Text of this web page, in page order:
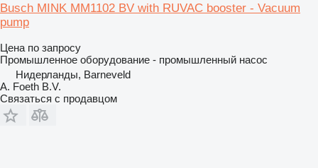
Busch MINK MM1102 BV with RUVAC booster - Vacuum
pump
Цена по запросу
Промышленное оборудование - промышленный насос
Нидерланды, Barneveld
A. Foeth B.V.
Связаться с продавцом